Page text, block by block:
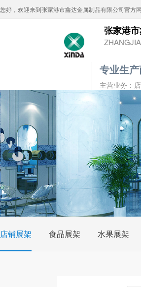
您好，欢迎来到张家港市鑫达金属制品有限公司官方
张家港
专业生
主营业务：
店铺展架 食品展架 水果展架